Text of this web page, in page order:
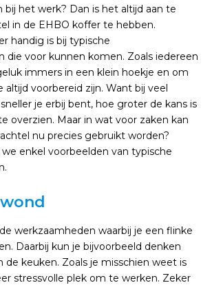
bij het werk? Dan is het altijd aan te
in de EHBO koffer te hebben.
handig is bij typische
die voor kunnen komen. Zoals iedereen
immers in een klein hoekje en om
altijd voorbereid zijn. Want bij veel
je erbij bent, hoe groter de kans is
overzien. Maar in wat voor zaken kan
nu precies gebruikt worden?
enkel voorbeelden van typische
werkzaamheden waarbij je een flinke
Daarbij kun je bijvoorbeeld denken
de keuken. Zoals je misschien weet is
stressvolle plek om te werken. Zeker